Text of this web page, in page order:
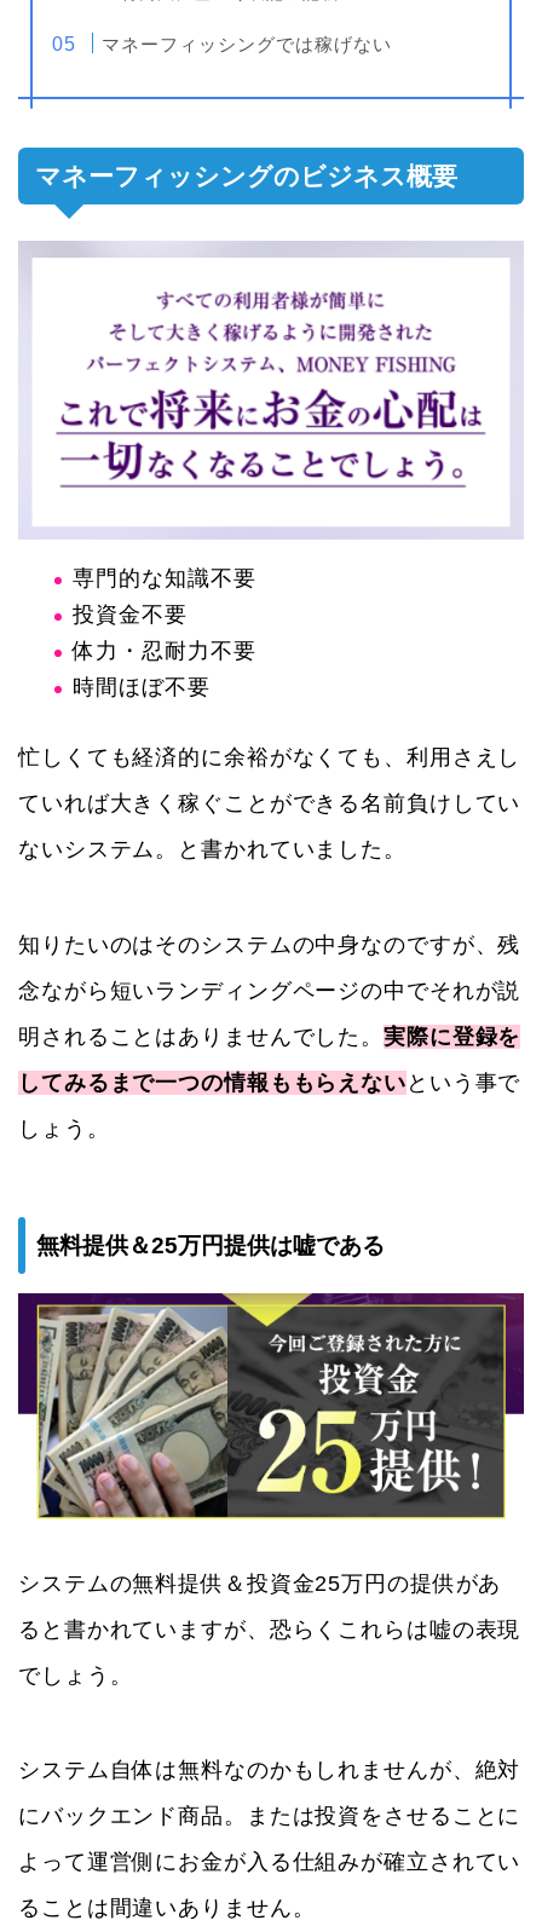
マネーフィッシングでは稼げない
マネーフィッシングのビジネス概要
専門的な知識不要
投資金不要
体力・忍耐力不要
時間ほぼ不要
忙しくても経済的に余裕がなくても、利用さえし
ていれば大きく稼ぐことができる名前負けしてい
ないシステム。と書かれていました。
知りたいのはそのシステムの中身なのですが、残
念ながら短いランディングページの中でそれが説
明されることはありませんでした。実際に登録を
してみるまで一つの情報ももらえない という事で
しょう。
無料提供＆25万円提供は嘘である
システムの無料提供＆投資金25万円の提供があ
ると書かれていますが、恐らくこれらは嘘の表現
でしょう。
システム自体は無料なのかもしれませんが、絶対
にバックエンド商品。または投資をさせることに
よって運営側にお金が入る仕組みが確立されてい
ることは間違いありません。